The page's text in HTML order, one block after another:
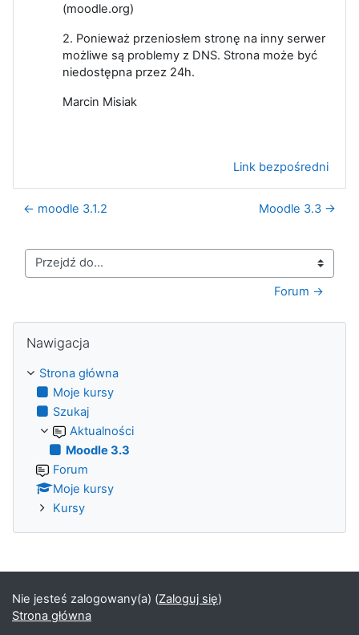
(moodle.org)
2. Ponieważ przeniosłem stronę na inny serwer
możliwe są problemy z DNS. Strona może być
niedostępna przez 24h.
Marcin Misiak
Link bezpośredni
← moodle 3.1.2 Moodle 3.3 →
Przejdź do...
Forum →
Nawigacja
Strona główna
Moje kursy
Szukaj
Aktualności
Moodle 3.3
Forum
Moje kursy
Kursy
Nie jesteś zalogowany(a) (Zaloguj się)
Strona główna